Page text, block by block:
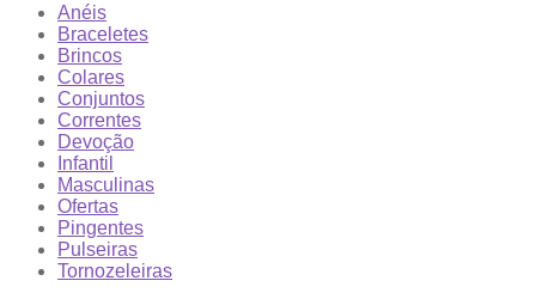
Anéis
Braceletes
Brincos
Colares
Conjuntos
Correntes
Devoção
Infantil
Masculinas
Ofertas
Pingentes
Pulseiras
Tornozeleiras